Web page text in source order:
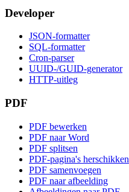
Developer
JSON-formatter
SQL-formatter
Cron-parser
UUID-/GUID-generator
HTTP-uitleg
PDF
PDF bewerken
PDF naar Word
PDF splitsen
PDF-pagina's herschikken
PDF samenvoegen
PDF naar afbeelding